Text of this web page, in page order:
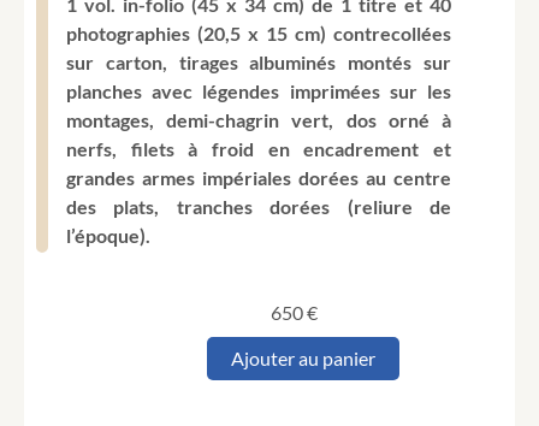
photographies (20,5 x 15 cm) contrecollées
sur carton, tirages albuminés montés sur
planches avec légendes imprimées sur les
montages, demi-chagrin vert, dos orné à
nerfs, filets à froid en encadrement et
grandes armes impériales dorées au centre
des plats, tranches dorées (reliure de
l’époque).
650€
quantitéAjouter au panier